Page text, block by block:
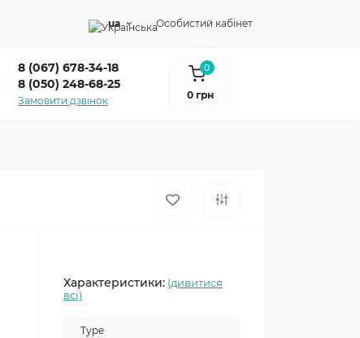
ua Особистий кабінет
8 (067) 678-34-18
8 (050) 248-68-25
Замовити дзвінок
0
0 грн
Характеристики: (дивитися
всі)
Type